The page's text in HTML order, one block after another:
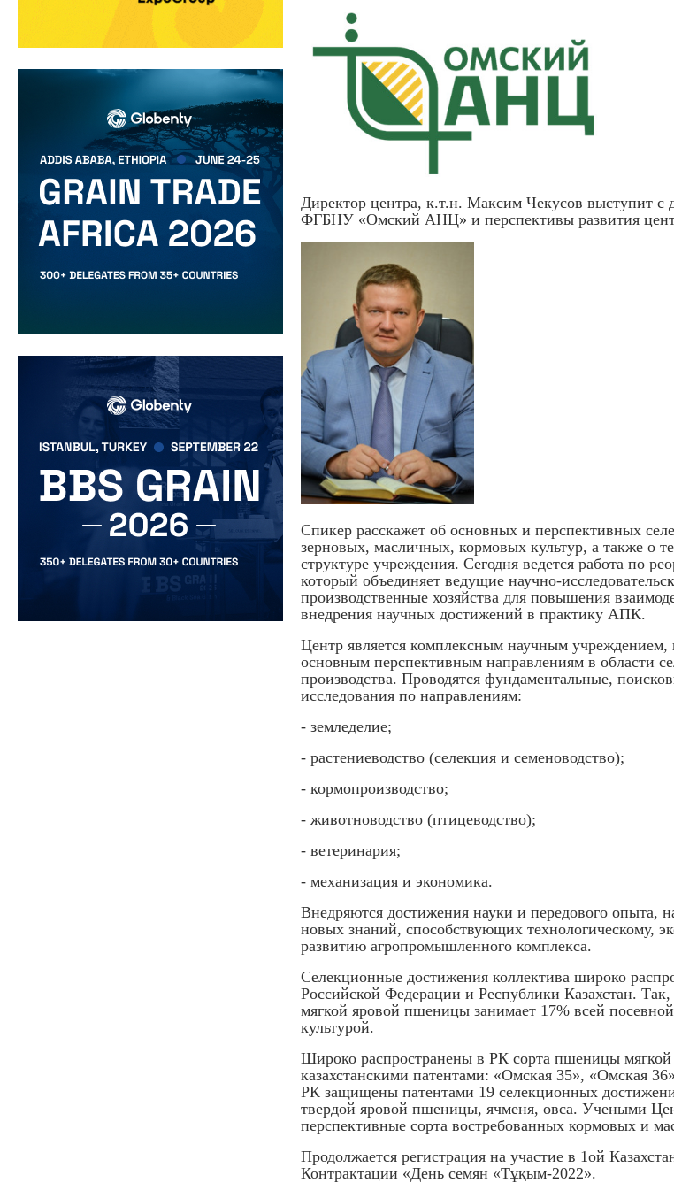
Директор центра, к.т.н. Максим Чекусов выступит с
ФГБНУ «Омский АНЦ» и перспективы развития
Спикер расскажет об основных и перспективных
зерновых, масличных, кормовых культур, а также о
структуре учреждения. Сегодня ведется работа по
который объединяет ведущие научно-
производственные хозяйства для повышения
внедрения научных достижений в практику АПК.
Центр является комплексным научным
основным перспективным направлениям в области
производства. Проводятся фундаментальные,
исследования по направлениям:
- земледелие;
- растениеводство (селекция и семеноводство);
- кормопроизводство;
- животноводство (птицеводство);
- ветеринария;
- механизация и экономика.
Внедряются достижения науки и передового опыта,
новых знаний, способствующих технологическому,
развитию агропромышленного комплекса.
Селекционные достижения коллектива широко
Российской Федерации и Республики Казахстан.
мягкой яровой пшеницы занимает 17% всей
культурой.
Широко распространены в РК сорта пшеницы
казахстанскими патентами: «Омская 35», «Омская
РК защищены патентами 19 селекционных
твердой яровой пшеницы, ячменя, овса. Учеными
перспективные сорта востребованных кормовых и
Продолжается регистрация на участие в 1ой
Контрактации «День семян «Тұқым-2022».